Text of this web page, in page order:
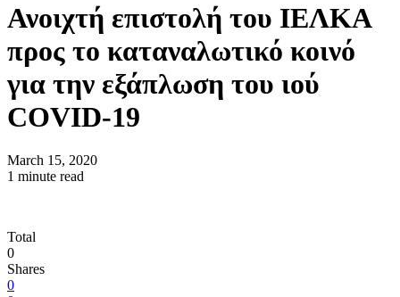
Ανοιχτή επιστολή του ΙΕΛΚΑ
προς το καταναλωτικό κοινό
για την εξάπλωση του ιού
COVID-19
March 15, 2020
1 minute read
Total
0
Shares
0